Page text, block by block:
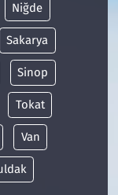
Niğde
Sakarya
Sinop
Tokat
Van